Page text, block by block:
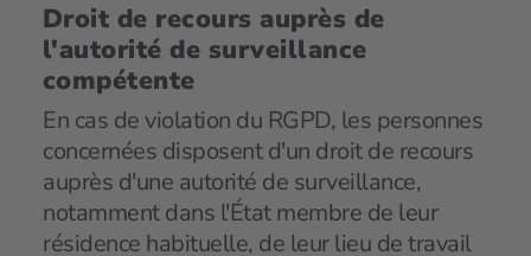
Droit de recours auprès de
l'autorité de surveillance
compétente
En cas de violation du RGPD, les personnes
concernées disposent d'un droit de recours
auprès d'une autorité de surveillance,
notamment dans l'État membre de leur
résidence habituelle, de leur lieu de travail